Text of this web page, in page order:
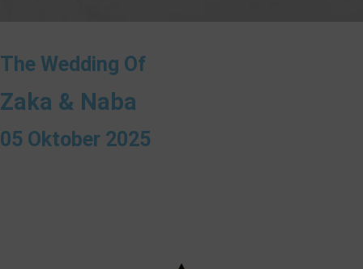
The Wedding Of
Zaka & Naba
05 Oktober 2025